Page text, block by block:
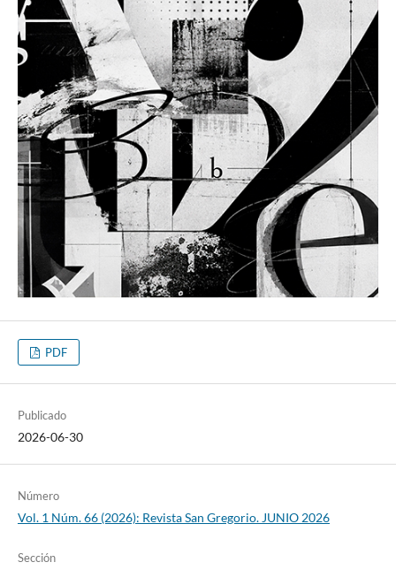
PDF
Publicado
2026-06-30
Número
Vol. 1 Núm. 66 (2026): Revista San Gregorio. JUNIO 2026
Sección